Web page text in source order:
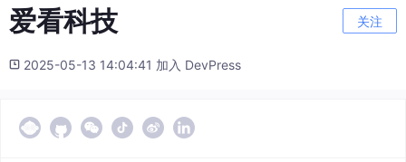
爱看科技 关注
2025-05-13 14:04:41 加入 DevPress